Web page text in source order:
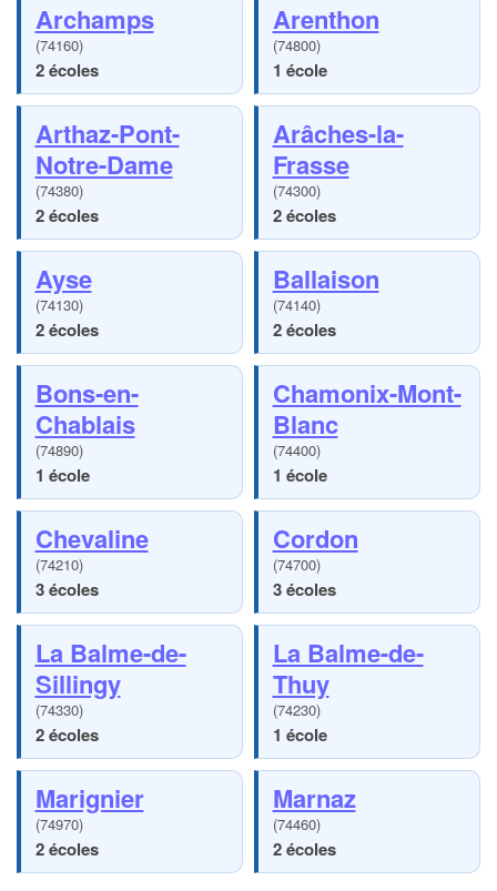
Archamps
(74160)
2 écoles
Arenthon
(74800)
1 école
Arthaz-Pont-
Notre-Dame
(74380)
2 écoles
Arâches-la-
Frasse
(74300)
2 écoles
Ayse
(74130)
2 écoles
Ballaison
(74140)
2 écoles
Bons-en-
Chablais
(74890)
1 école
Chamonix-Mont-
Blanc
(74400)
1 école
Chevaline
(74210)
3 écoles
Cordon
(74700)
3 écoles
La Balme-de-
Sillingy
(74330)
2 écoles
La Balme-de-
Thuy
(74230)
1 école
Marignier
(74970)
2 écoles
Marnaz
(74460)
2 écoles